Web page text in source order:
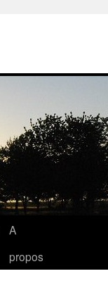
A
propos